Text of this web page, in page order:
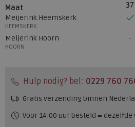
Maat 37
Meijerink Heemskerk
HEEMSKERK
Meijerink Hoorn
HOORN
Hulp nodig? bel: 0229 760
Gratis verzending binnen
Voor 14:00 uur besteld =